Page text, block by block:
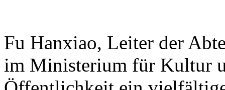
Fu Hanxiao, Leiter der
im Ministerium für Kultur